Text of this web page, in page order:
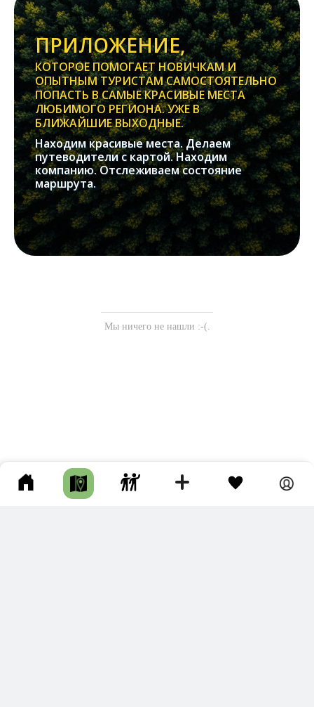
ПРИЛОЖЕНИЕ,
КОТОРОЕ ПОМОГАЕТ НОВИЧКАМ И
ОПЫТНЫМ ТУРИСТАМ САМОСТОЯТЕЛЬНО
ПОПАСТЬ В САМЫЕ КРАСИВЫЕ МЕСТА
ЛЮБИМОГО РЕГИОНА. УЖЕ В
БЛИЖАЙШИЕ ВЫХОДНЫЕ.
Находим красивые места. Делаем
путеводители с картой. Находим
компанию. Отслеживаем состояние
маршрута.
Мы ничего не нашли :-(.